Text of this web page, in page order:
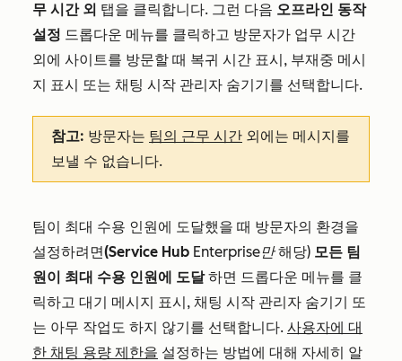
무 시간 외 탭을 클릭합니다. 그런 다음 오프라인 동작
설정 드롭다운 메뉴를 클릭하고 방문자가 업무 시간
외에 사이트를 방문할 때 복귀 시간 표시, 부재중 메시
지 표시 또는 채팅 시작 관리자 숨기기를 선택합니다.
참고: 방문자는 팀의 근무 시간 외에는 메시지를
보낼 수 없습니다.
팀이 최대 수용 인원에 도달했을 때 방문자의 환경을
설정하려면(Service Hub Enterprise만해당) 모든 팀
원이 최대 수용 인원에 도달하면 드롭다운 메뉴를 클
릭하고 대기 메시지 표시, 채팅 시작 관리자 숨기기 또
는 아무 작업도 하지 않기를 선택합니다. 사용자에 대
한 채팅 용량 제한을 설정하는 방법에 대해 자세히 알